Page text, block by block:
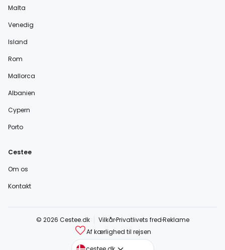
Malta
Venedig
Island
Rom
Mallorca
Albanien
Cypern
Porto
Cestee
Om os
Kontakt
© 2026 Cestee.dk VilkårPrivatlivets fredReklame
Af kærlighed til rejsen
cestee.com